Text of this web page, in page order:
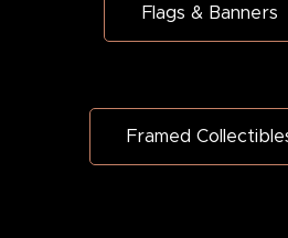
Flags & Banners
Framed